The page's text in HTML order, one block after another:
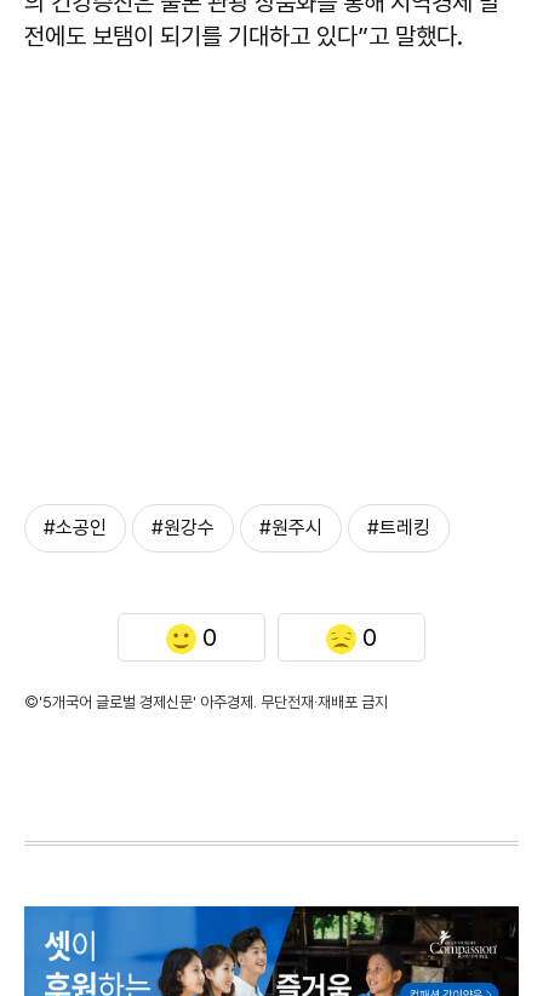
전에도 보탬이 되기를 기대하고 있다”고 말했다.
#소공인 #원강수 #원주시 #트레킹
0 0
©'5개국어 글로벌 경제신문' 아주경제. 무단전재·재배포 금지